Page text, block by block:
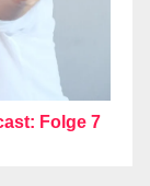
Folge 7